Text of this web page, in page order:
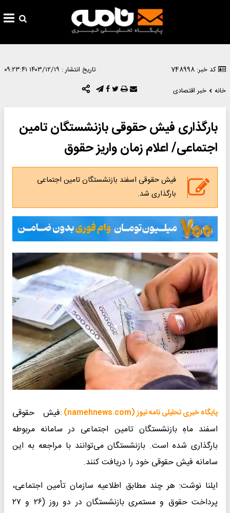
کد خبر: 748998 تاریخ انتشار : ۱۴۰۳/۱۲/۱۹ ۰۹:۲۳:۴۱
خانه
خبر اقتصادی
بارگذاری فیش حقوقی بازنشستگان تامین‌
اجتماعی/ اعلام زمان واریز حقوق
فیش حقوقی اسفند بازنشستگان تامین اجتماعی
بارگذاری شد.
پایگاه خبری تحلیلی نامه نیوز (namehnews.com) :
فیش حقوقی
اسفند ماهِ بازنشستگان تامین اجتماعی در سامانه مربوطه
بارگذاری شده است. بازنشستگان می‌توانند با مراجعه به این
سامانه فیش حقوقی خود را دریافت کنند.
ایلنا نوشت: هر چند مطابق اطلاعیه سازمان تأمین اجتماعی،
پرداخت حقوق و مستمری بازنشستگان در دو روز (٢۶ و ٢٧